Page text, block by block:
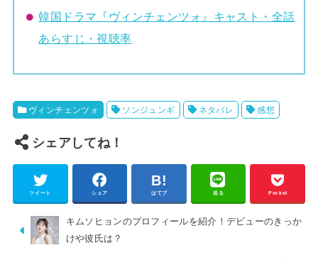
韓国ドラマ『ヴィンチェンツォ』キャスト・全話
あらすじ・視聴率
ヴィンチェンツォ ソンジュンギ ネタバレ 感想
シェアしてね！
ツイート シェア はてブ 送る Pocket
キムソヒョンのプロフィールを紹介！デビューのきっか
けや彼氏は？